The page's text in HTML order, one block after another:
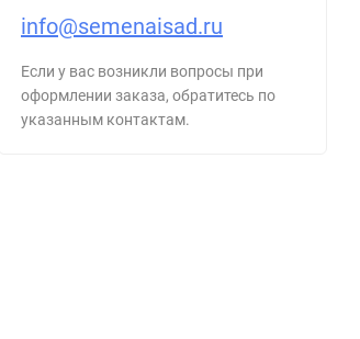
Китайские
Фонарики цв.п.
Перец
Сибирский Хит
цв.п 15шт
info@semenaisad.ru
Если у вас возникли вопросы при
оформлении заказа, обратитесь по
указанным контактам.